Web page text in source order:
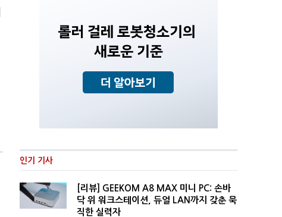
인기 기사
[리뷰] GEEKOM A8 MAX 미니 PC: 손바
닥 위 워크스테이션, 듀얼 LAN까지 갖춘 묵
직한 실력자